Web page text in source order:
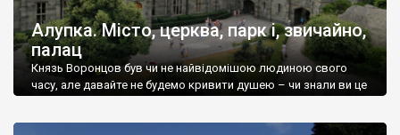
Алупка. Місто, церква, парк і, звичайно,
палац
Князь Воронцов був чи не найвідомішою людиною свого
часу, але давайте не будемо кривити душею – чи знали ви це